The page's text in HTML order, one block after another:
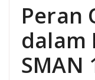
Peran
dalam
SMAN